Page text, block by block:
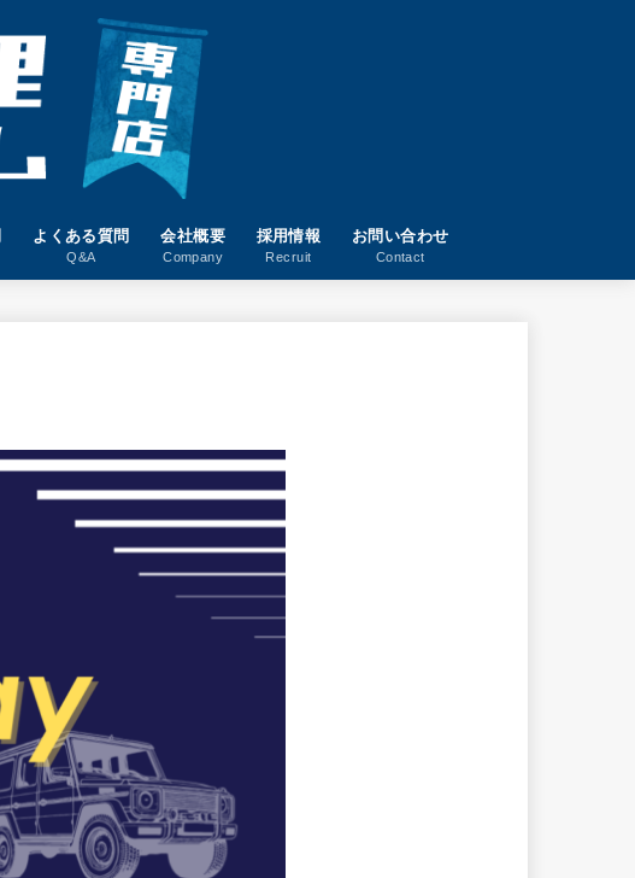
よくある質問
Q&A
会社概要
Company
採用情報
Recruit
お問い合わせ
Contact